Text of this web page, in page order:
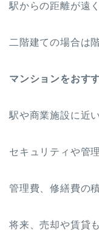
駅からの距離が遠
二階建ての場合は
マンションをおす
駅や商業施設に近
セキュリティや管
管理費、修繕費の
将来、売却や賃貸